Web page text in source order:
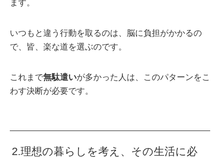
ます。
いつもと違う行動を取るのは、脳に負担がかかるの
で、皆、楽な道を選ぶのです。
これまで無駄遣いが多かった人は、このパターンをこ
わす決断が必要です。
2.理想の暮らしを考え、その生活に必